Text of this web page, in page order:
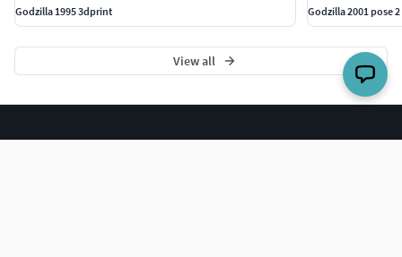
Godzilla 1995 3dprint
Godzilla 2001 pose
View all